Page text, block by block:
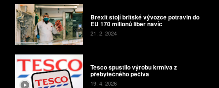
Brexit stojí britské vývozce potravin do
EU 170 milionů liber navíc
21. 2. 2024
Tesco spustilo výrobu krmiva z
přebytečného pečiva
19. 4. 2026